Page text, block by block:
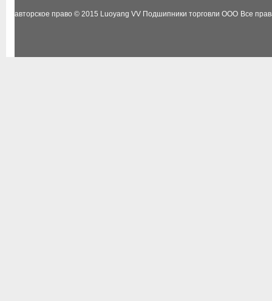
авторское право © 2015 Luoyang VV Подшипники торговли ООО Все